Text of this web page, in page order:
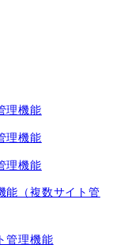
理機能
理機能
理機能
（複数サイト管
管理機能